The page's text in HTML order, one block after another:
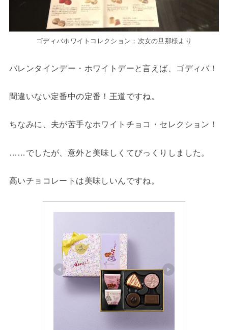
ゴディバホワイトコレクション；次女の旦那様より
バレンタインデー・ホワイトデーと言えば、ゴディバ！
間違いない定番中の定番！王道ですね。
ちなみに、夫が苦手なホワイトチョコ・セレクション！
……でしたが、意外と美味しくてびっくりしました。
高いチョコレートは美味しいんですね。